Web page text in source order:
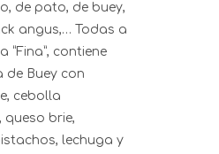
de pato, de buey,
angus,… Todas a
“Fina”, contiene
de Buey con
cebolla
queso brie,
lechuga y